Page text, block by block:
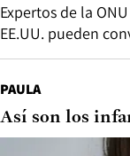
Expertos de la
EE.UU. pueden
PAULA
Así son los